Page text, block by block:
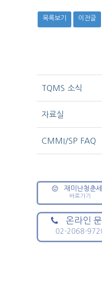
목록보기 이전글
TQMS 소식
자료실
CMMI/SP FAQ
재미난청춘
바로가기
온라인 문
02-2068-